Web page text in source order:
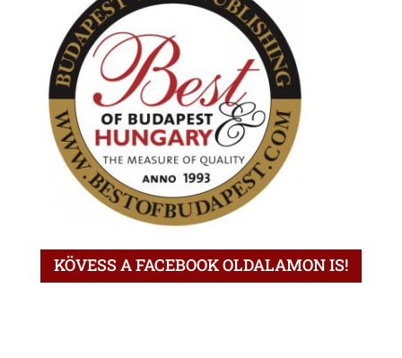
KÖVESS A FACEBOOK OLDALAMON IS!